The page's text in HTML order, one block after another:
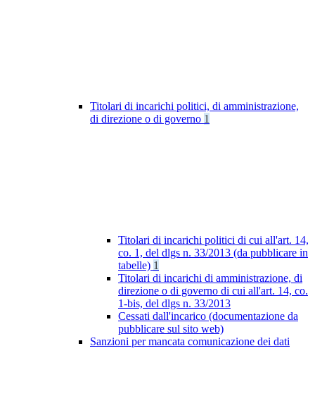
Titolari di incarichi politici, di amministrazione,
di direzione o di governo 1
Titolari di incarichi politici di cui all'art. 14,
co. 1, del dlgs n. 33/2013 (da pubblicare in
tabelle) 1
Titolari di incarichi di amministrazione, di
direzione o di governo di cui all'art. 14, co.
1-bis, del dlgs n. 33/2013
Cessati dall'incarico (documentazione da
pubblicare sul sito web)
Sanzioni per mancata comunicazione dei dati